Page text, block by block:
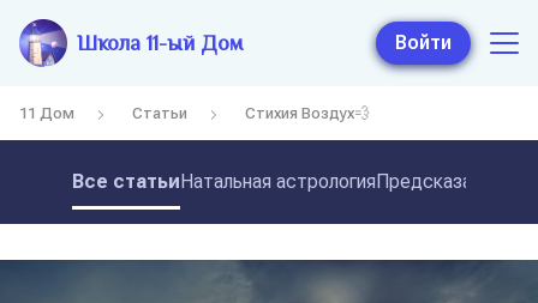
Школа 11-ый Дом Войти
11 Дом Статьи Стихия Воздух💨
Все статьиНатальная астрология